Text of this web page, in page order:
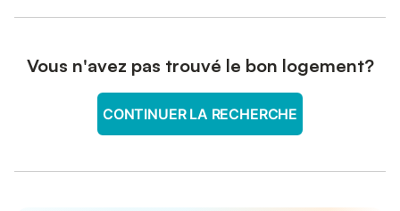
Vous n'avez pas trouvé le bon logement?
CONTINUER LA RECHERCHE